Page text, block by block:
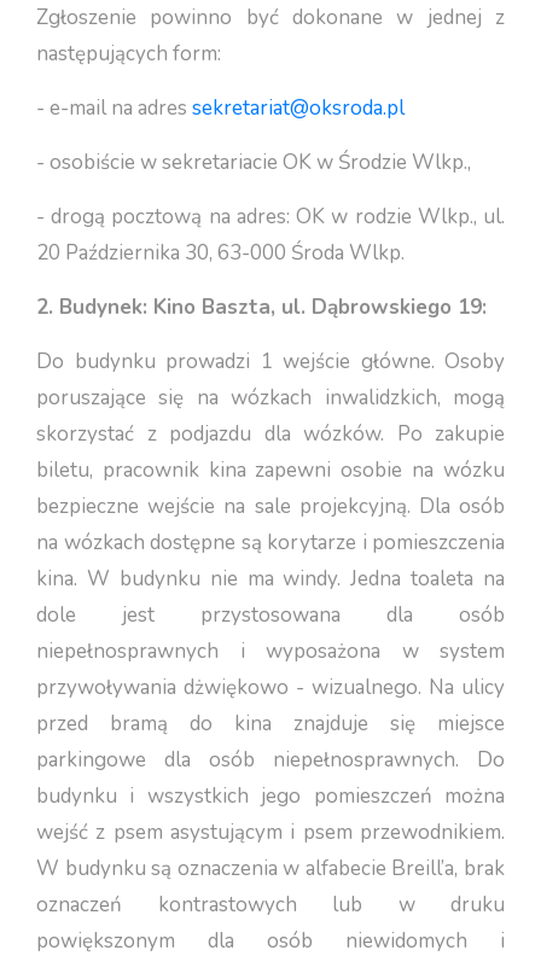
Zgłoszenie powinno być dokonane w jednej z
następujących form:
- e-mail na adres sekretariat@oksroda.pl
- osobiście w sekretariacie OK w Środzie Wlkp.,
- drogą pocztową na adres: OK w rodzie Wlkp., ul.
20 Października 30, 63-000 Środa Wlkp.
2. Budynek: Kino Baszta, ul. Dąbrowskiego 19:
Do budynku prowadzi 1 wejście główne. Osoby
poruszające się na wózkach inwalidzkich, mogą
skorzystać z podjazdu dla wózków. Po zakupie
biletu, pracownik kina zapewni osobie na wózku
bezpieczne wejście na sale projekcyjną. Dla osób
na wózkach dostępne są korytarze i pomieszczenia
kina. W budynku nie ma windy. Jedna toaleta na
dole jest przystosowana dla osób
niepełnosprawnych i wyposażona w system
przywoływania dżwiękowo - wizualnego. Na ulicy
przed bramą do kina znajduje się miejsce
parkingowe dla osób niepełnosprawnych. Do
budynku i wszystkich jego pomieszczeń można
wejść z psem asystującym i psem przewodnikiem.
W budynku są oznaczenia w alfabecie Breill’a, brak
oznaczeń kontrastowych lub w druku
powiększonym dla osób niewidomych i